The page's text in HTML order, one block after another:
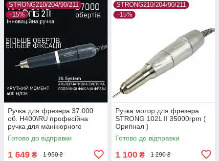
STRONG210/204/90/211
–15%
Ручка для фрезера 37.000
об. H400\RU професійна
ручка для манікюрного
апарату Strong, змінна ручка
Готово до відправки
1 649 ₴ 1 950 ₴
STRONG210/204/90/211
–15%
Ручка мотор для фрезера
STRONG 102L II 35000rpm (
Оригінал )
Готово до відправки
1 100 ₴ 1 290 ₴